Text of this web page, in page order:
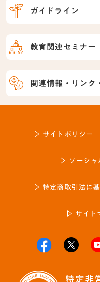
ガイドライン
教育関連セミナー
関連情報・リンク
サイトポリシー
ソーシャ
特定商取引法に
サイト